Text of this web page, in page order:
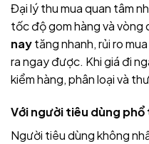
Đại lý thu mua quan tâm
tốc độ gom hàng và vòng
naytăng nhanh, rủi ro
ra ngay được. Khi giá đi
kiểm hàng, phân loại và
Với người tiêu dùng
Người tiêu dùng không